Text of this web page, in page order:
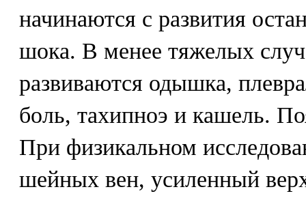
начинаются с развития
шока. В менее тяжелых
развиваются одышка,
боль, тахипноэ и кашель.
При физикальном
шейных вен, усиленный